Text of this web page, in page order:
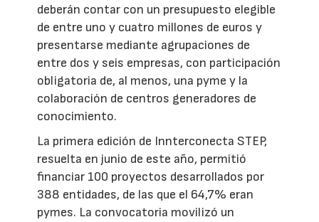
deberán contar con un presupuesto elegible
de entre uno y cuatro millones de euros y
presentarse mediante agrupaciones de
entre dos y seis empresas, con participación
obligatoria de, al menos, una pyme y la
colaboración de centros generadores de
conocimiento.
La primera edición de Innterconecta STEP,
resuelta en junio de este año, permitió
financiar 100 proyectos desarrollados por
388 entidades, de las que el 64,7% eran
pymes. La convocatoria movilizó un